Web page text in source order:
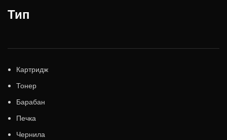
Тип
Картридж
Тонер
Барабан
Печка
Чернила